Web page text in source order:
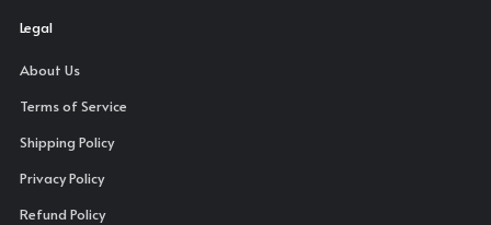
Legal
About Us
Terms of Service
Shipping Policy
Privacy Policy
Refund Policy